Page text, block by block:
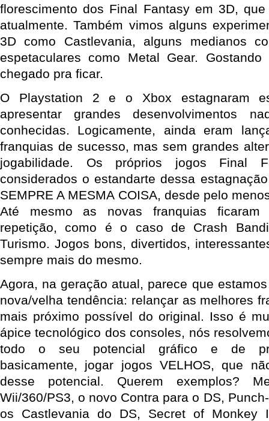
florescimento dos Final Fantasy em 3D,
atualmente. Também vimos alguns
3D como Castlevania, alguns medianos
espetaculares como Metal Gear.
chegado pra ficar.
O Playstation 2 e o Xbox estagnaram
apresentar grandes desenvolvimentos
conhecidas. Logicamente, ainda eram
franquias de sucesso, mas sem grandes
jogabilidade. Os próprios jogos Final
considerados o estandarte dessa
SEMPRE A MESMA COISA, desde pelo
Até mesmo as novas franquias ficaram
repetição, como é o caso de Crash
Turismo. Jogos bons, divertidos,
sempre mais do mesmo.
Agora, na geração atual, parece que
nova/velha tendência: relançar as melhores
mais próximo possível do original. Isso é
ápice tecnológico dos consoles, nós
todo o seu potencial gráfico e de
basicamente, jogar jogos VELHOS, que
desse potencial. Querem exemplos?
Wii/360/PS3, o novo Contra para o DS,
os Castlevania do DS, Secret of Monkey